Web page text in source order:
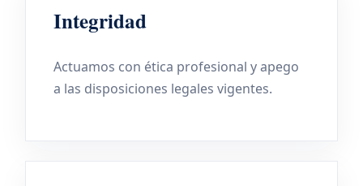
Integridad
Actuamos con ética profesional y apego
a las disposiciones legales vigentes.